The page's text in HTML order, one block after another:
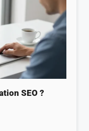
SEO ?